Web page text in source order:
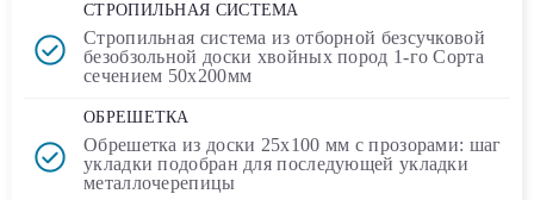
СТРОПИЛЬНАЯ СИСТЕМА
Стропильная система из отборной безсучковой
безобзольной доски хвойных пород 1-го Сорта
сечением 50х200мм
ОБРЕШЕТКА
Обрешетка из доски 25х100 мм с прозорами: шаг
укладки подобран для последующей укладки
металлочерепицы